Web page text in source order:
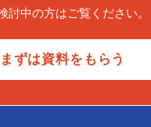
討中の方はご覧ください。
まずは資料をもらう